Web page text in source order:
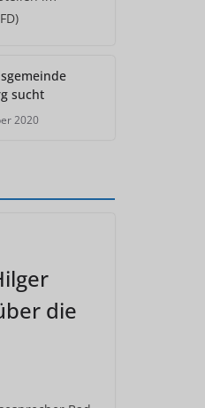
sucht
2020
die